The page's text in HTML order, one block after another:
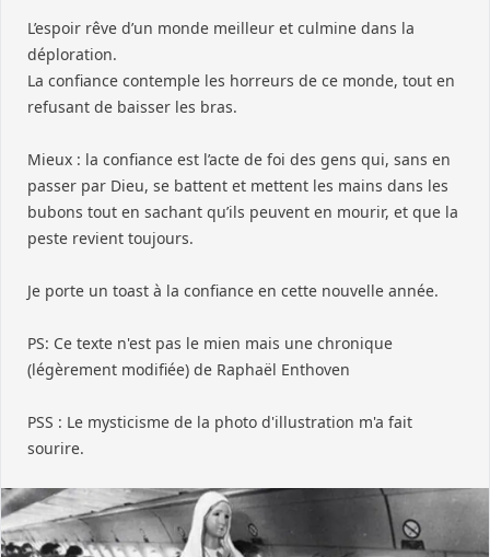
L’espoir rêve d’un monde meilleur et culmine dans la
déploration.
La confiance contemple les horreurs de ce monde, tout en
refusant de baisser les bras.
Mieux : la confiance est l’acte de foi des gens qui, sans en
passer par Dieu, se battent et mettent les mains dans les
bubons tout en sachant qu’ils peuvent en mourir, et que la
peste revient toujours.
Je porte un toast à la confiance en cette nouvelle année.
PS: Ce texte n'est pas le mien mais une chronique
(légèrement modifiée) de Raphaël Enthoven
PSS : Le mysticisme de la photo d'illustration m'a fait
sourire.